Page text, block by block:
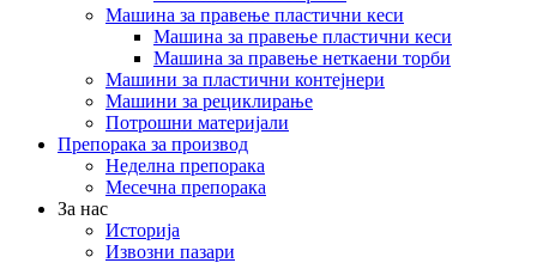
Машина за правење пластични кеси
Машина за правење пластични кеси
Машина за правење неткаени торби
Машини за пластични контејнери
Машини за рециклирање
Потрошни материјали
Препорака за производ
Неделна препорака
Месечна препорака
За нас
Историја
Извозни пазари